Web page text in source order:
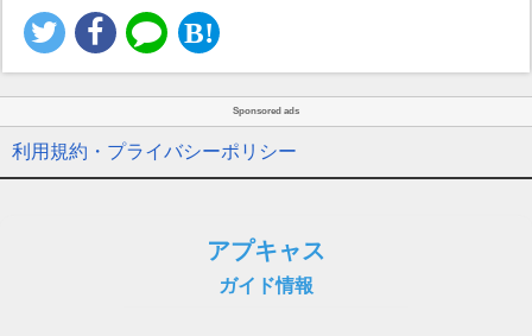
Sponsored ads
利用規約・プライバシーポリシー
アプキャス
ガイド情報